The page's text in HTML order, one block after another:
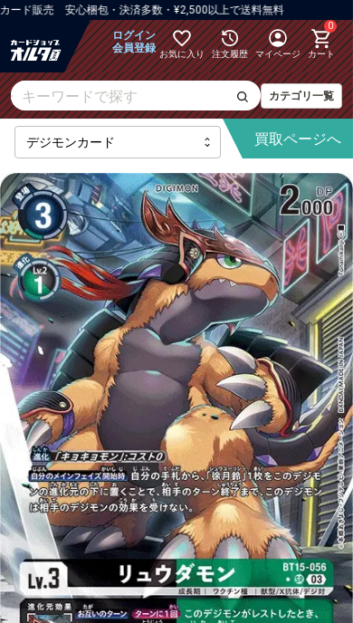
販売 安心梱包・決済多数・¥2,500以上で送料無料
ログイン
会員登録 お気に入り 注文履歴 マイページ
0
カート
カテゴリ一覧
【BT-25】DUAL REVOLUTION
【AD-01】DIGIMON GENERATION
【BT-24】TIME STRANGER
【BT-23】HACKERS' SLUMBER
【BT-22】CYBER EDEN
【BT-21】WORLD CONVERGENCE
【BT-20】OVER THE X
【BT-19】クロスエボリューション
【BT-18】エレメントサクセサー
【BT-17】シークレットクライシス
買取ページへ